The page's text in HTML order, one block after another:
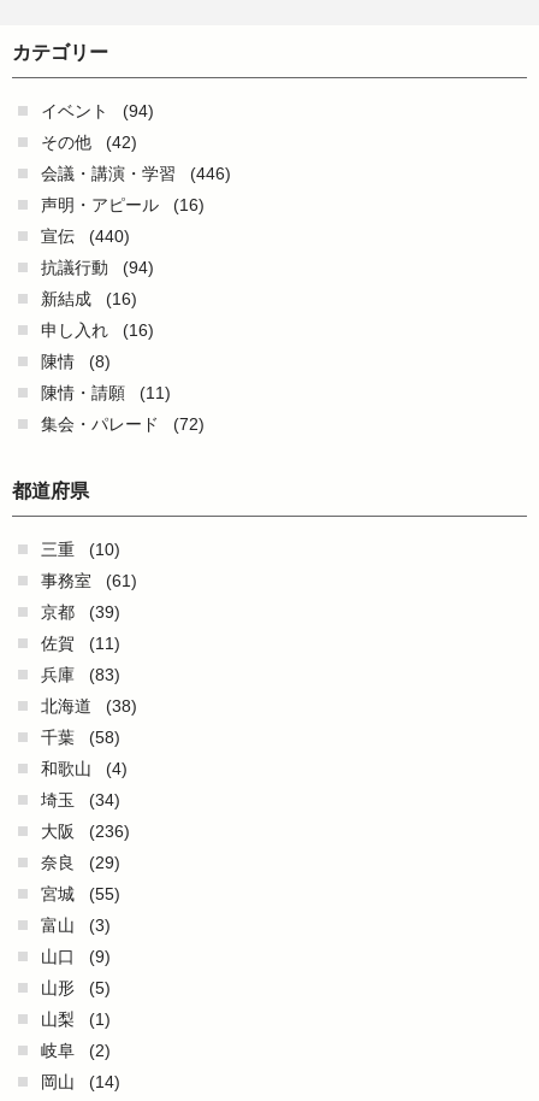
カテゴリー
イベント
(94)
その他
(42)
会議・講演・学習
(446)
声明・アピール
(16)
宣伝
(440)
抗議行動
(94)
新結成
(16)
申し入れ
(16)
陳情
(8)
陳情・請願
(11)
集会・パレード
(72)
都道府県
三重
(10)
事務室
(61)
京都
(39)
佐賀
(11)
兵庫
(83)
北海道
(38)
千葉
(58)
和歌山
(4)
埼玉
(34)
大阪
(236)
奈良
(29)
宮城
(55)
富山
(3)
山口
(9)
山形
(5)
山梨
(1)
岐阜
(2)
岡山
(14)